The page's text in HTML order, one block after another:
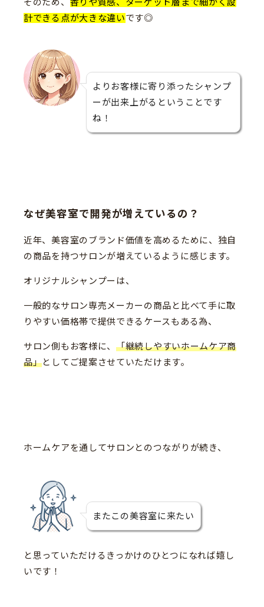
計できる点が大きな違いです◎
よりお客様に寄り添ったシャンプ
ーが出来上がるということです
ね！
なぜ美容室で開発が増えているの？
近年、美容室のブランド価値を高めるために、独自
の商品を持つサロンが増えているように感じます。
オリジナルシャンプーは、
一般的なサロン専売メーカーの商品と比べて手に取
りやすい価格帯で提供できるケースもある為、
サロン側もお客様に、 「継続しやすいホームケア商
品」としてご提案させていただけます。
ホームケアを通してサロンとのつながりが続き、
またこの美容室に来たい
と思っていただけるきっかけのひとつになれば嬉し
いです！